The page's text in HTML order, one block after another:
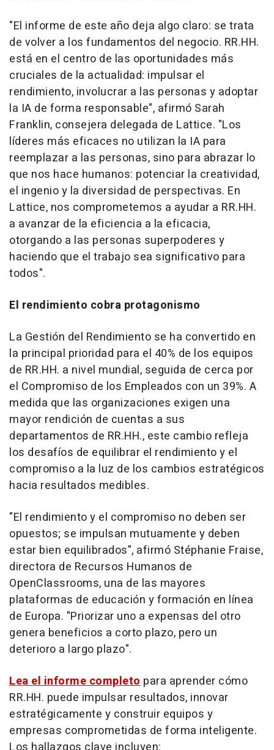
"El informe de este año deja algo claro: se trata
de volver a los fundamentos del negocio. RR.HH.
está en el centro de las oportunidades más
cruciales de la actualidad: impulsar el
rendimiento, involucrar a las personas y adoptar
la IA de forma responsable", afirmó Sarah
Franklin, consejera delegada de Lattice. "Los
líderes más eficaces no utilizan la IA para
reemplazar a las personas, sino para abrazar lo
que nos hace humanos: potenciar la creatividad,
el ingenio y la diversidad de perspectivas. En
Lattice, nos comprometemos a ayudar a RR.HH.
a avanzar de la eficiencia a la eficacia,
otorgando a las personas superpoderes y
haciendo que el trabajo sea significativo para
todos".
El rendimiento cobra protagonismo
La Gestión del Rendimiento se ha convertido en
la principal prioridad para el 40% de los equipos
de RR.HH. a nivel mundial, seguida de cerca por
el Compromiso de los Empleados con un 39%. A
medida que las organizaciones exigen una
mayor rendición de cuentas a sus
departamentos de RR.HH., este cambio refleja
los desafíos de equilibrar el rendimiento y el
compromiso a la luz de los cambios estratégicos
hacia resultados medibles.
"El rendimiento y el compromiso no deben ser
opuestos; se impulsan mutuamente y deben
estar bien equilibrados", afirmó Stéphanie Fraise,
directora de Recursos Humanos de
OpenClassrooms, una de las mayores
plataformas de educación y formación en línea
de Europa. "Priorizar uno a expensas del otro
genera beneficios a corto plazo, pero un
deterioro a largo plazo".
Lea el informe completopara aprender cómo
RR.HH. puede impulsar resultados, innovar
estratégicamente y construir equipos y
empresas comprometidas de forma inteligente.